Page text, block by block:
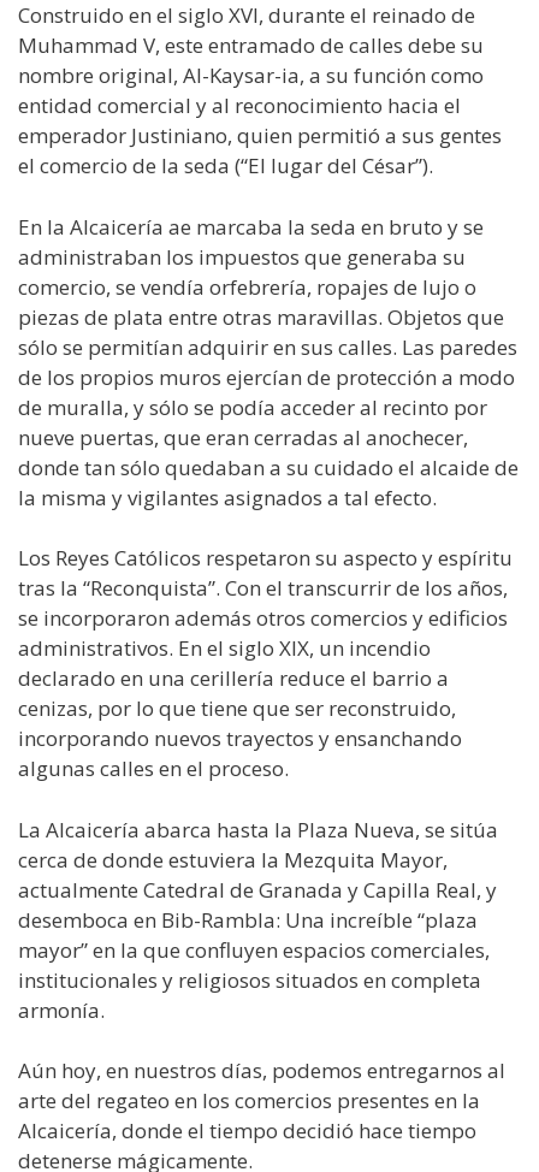
Construido en el siglo XVI, durante el reinado de
Muhammad V, este entramado de calles debe su
nombre original, Al-Kaysar-ia, a su función como
entidad comercial y al reconocimiento hacia el
emperador Justiniano, quien permitió a sus gentes
el comercio de la seda (“El lugar del César”).
En la Alcaicería ae marcaba la seda en bruto y se
administraban los impuestos que generaba su
comercio, se vendía orfebrería, ropajes de lujo o
piezas de plata entre otras maravillas. Objetos que
sólo se permitían adquirir en sus calles. Las paredes
de los propios muros ejercían de protección a modo
de muralla, y sólo se podía acceder al recinto por
nueve puertas, que eran cerradas al anochecer,
donde tan sólo quedaban a su cuidado el alcaide de
la misma y vigilantes asignados a tal efecto.
Los Reyes Católicos respetaron su aspecto y espíritu
tras la “Reconquista”. Con el transcurrir de los años,
se incorporaron además otros comercios y edificios
administrativos. En el siglo XIX, un incendio
declarado en una cerillería reduce el barrio a
cenizas, por lo que tiene que ser reconstruido,
incorporando nuevos trayectos y ensanchando
algunas calles en el proceso.
La Alcaicería abarca hasta la Plaza Nueva, se sitúa
cerca de donde estuviera la Mezquita Mayor,
actualmente Catedral de Granada y Capilla Real, y
desemboca en Bib-Rambla: Una increíble “plaza
mayor” en la que confluyen espacios comerciales,
institucionales y religiosos situados en completa
armonía.
Aún hoy, en nuestros días, podemos entregarnos al
arte del regateo en los comercios presentes en la
Alcaicería, donde el tiempo decidió hace tiempo
detenerse mágicamente.